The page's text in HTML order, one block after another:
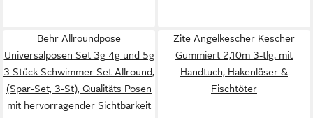
Behr Allroundpose
Universalposen Set 3g 4g und 5g
3 Stück Schwimmer Set Allround,
(Spar-Set, 3-St), Qualitäts Posen
mit hervorragender Sichtbarkeit
Zite Angelkescher Kescher
Gummiert 2,10m 3-tlg. mit
Handtuch, Hakenlöser &
Fischtöter